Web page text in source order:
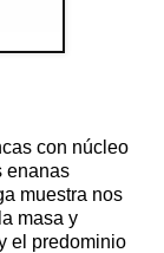
con núcleo
enanas
muestra nos
masa y
el predominio